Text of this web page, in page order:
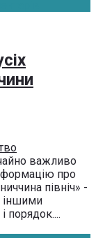
важливо
про
північ» -
іншими
порядок....